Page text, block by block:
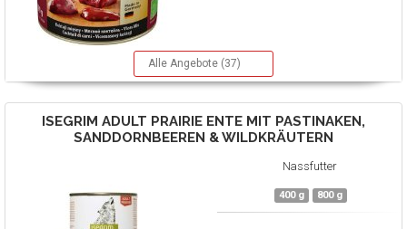
Alle Angebote (37)
ISEGRIM ADULT PRAIRIE ENTE MIT PASTINAKEN,
SANDDORNBEEREN & WILDKRÄUTERN
Nassfutter
400 g 800 g